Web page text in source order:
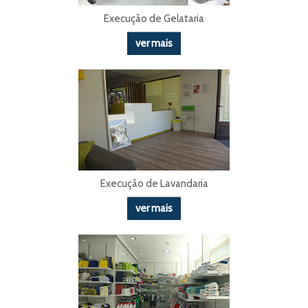
Execução de Gelataria
ver mais
Execução de Lavandaria
ver mais